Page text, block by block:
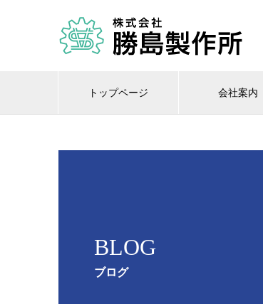
トップページ 会社案内
BLOG
ブログ